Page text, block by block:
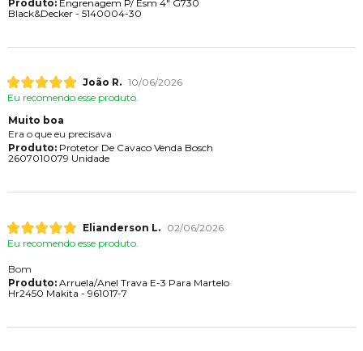
Produto:Engrenagem P/ Esm 4" G730
Black&Decker - 5140004-30
João R. 10/06/2026
Eu recomendo esse produto.
Muito boa
Era o que eu precisava
Produto:Protetor De Cavaco Venda Bosch
2607010079 Unidade
Elianderson L.
02/06/2026
Eu recomendo esse produto.
Bom
Produto:Arruela/Anel Trava E-3 Para Martelo
Hr2450 Makita - 961017-7